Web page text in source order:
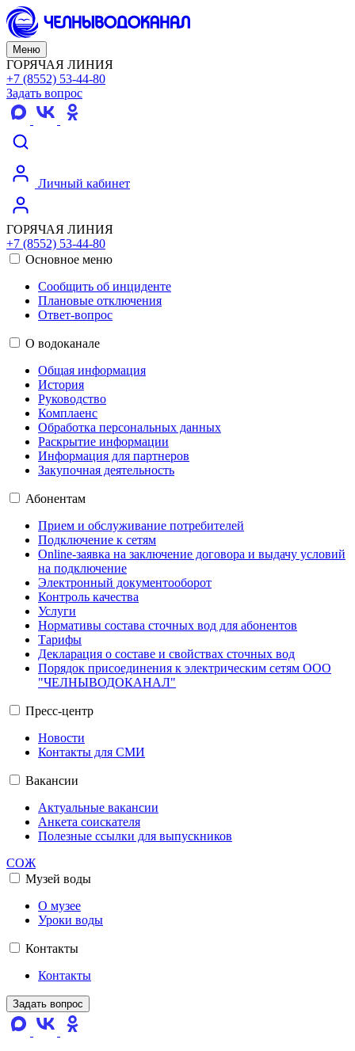
Меню
ГОРЯЧАЯ ЛИНИЯ
+7 (8552) 53-44-80
Задать вопрос
Личный кабинет
ГОРЯЧАЯ ЛИНИЯ
+7 (8552) 53-44-80
Основное меню
Сообщить об инциденте
Плановые отключения
Ответ-вопрос
О водоканале
Общая информация
История
Руководство
Комплаенс
Обработка персональных данных
Раскрытие информации
Информация для партнеров
Закупочная деятельность
Абонентам
Прием и обслуживание потребителей
Подключение к сетям
Online-заявка на заключение договора и выдачу условий
на подключение
Электронный документооборот
Контроль качества
Услуги
Нормативы состава сточных вод для абонентов
Тарифы
Декларация о составе и свойствах сточных вод
Порядок присоединения к электрическим сетям ООО
"ЧЕЛНЫВОДОКАНАЛ"
Пресс-центр
Новости
Контакты для СМИ
Вакансии
Актуальные вакансии
Анкета соискателя
Полезные ссылки для выпускников
СОЖ
Музей воды
О музее
Уроки воды
Контакты
Контакты
Задать вопрос